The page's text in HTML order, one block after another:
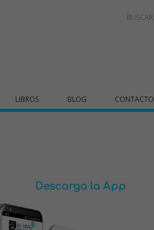
LIBROS BLOG CONTACTO
Descarga la App